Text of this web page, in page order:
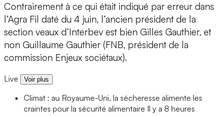
Contrairement à ce qui était indiqué par erreur dans
l’Agra Fil daté du 4 juin, l’ancien président de la
section veaux d’Interbev est bien Gilles Gauthier, et
non Guillaume Gauthier (FNB, président de la
commission Enjeux sociétaux).
Live Voir plus
Climat : au Royaume-Uni, la sécheresse alimente les
craintes pour la sécurité alimentaire Il y a 8 heures